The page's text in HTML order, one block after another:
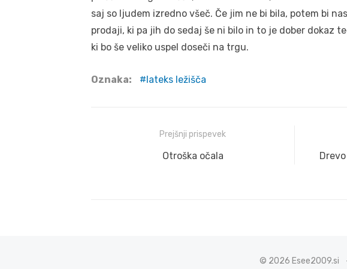
saj so ljudem izredno všeč. Če jim ne bi bila, potem bi
prodaji, ki pa jih do sedaj še ni bilo in to je dober dokaz
ki bo še veliko uspel doseči na trgu.
Oznaka: lateks ležišča
Navigacija
prispevka
Prejšnji prispevek
Prejšnji
Otroška očala
© 2026 Esee2009.si